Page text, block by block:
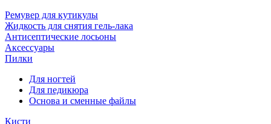
Ремувер для кутикулы
Жидкость для снятия гель-лака
Антисептические лосьоны
Аксессуары
Пилки
Для ногтей
Для педикюра
Основа и сменные файлы
Кисти